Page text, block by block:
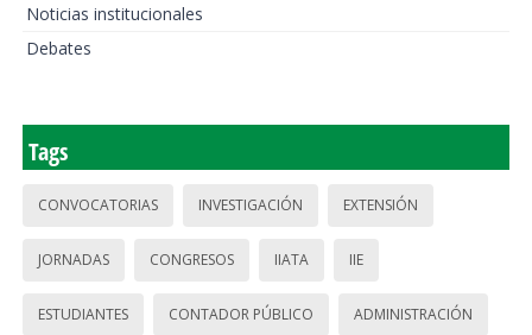
Noticias institucionales
Debates
Tags
CONVOCATORIAS INVESTIGACIÓN EXTENSIÓN
JORNADAS CONGRESOS IIATA IIE
ESTUDIANTES CONTADOR PÚBLICO ADMINISTRACIÓN